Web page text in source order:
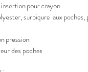
pour crayon
surpiqure aux poches,
pression
des poches